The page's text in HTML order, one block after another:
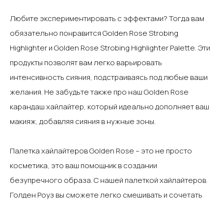
Любите экспериментировать с эффектами? Тогда вам
обязательно понравится Golden Rose Strobing
Highlighter и Golden Rose Strobing Highlighter Palette. Эти
продукты позволят вам легко варьировать
интенсивность сияния, подстраиваясь под любые ваши
желания. Не забудьте также про наш Golden Rose
карандаш хайлайтер, который идеально дополняет ваш
макияж, добавляя сияния в нужные зоны.‍
Палетка хайлайтеров Golden Rose – это не просто
косметика, это ваш помощник в создании
безупречного образа. С нашей палеткой хайлайтеров
Голден Роуз вы сможете легко смешивать и сочетать